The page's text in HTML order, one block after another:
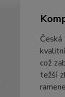
což
težší